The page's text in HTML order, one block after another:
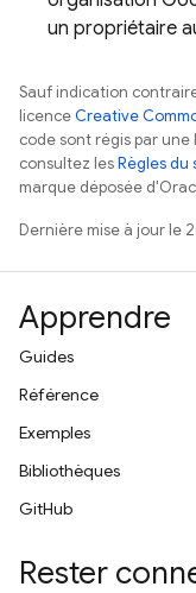
un propriétaire
Sauf indication
licenceCreative
code sont régis par une
consultez lesRègles du
marque déposée
Dernière mise à jour le
Apprendre
Guides
Référence
Exemples
Bibliothèques
GitHub
Rester